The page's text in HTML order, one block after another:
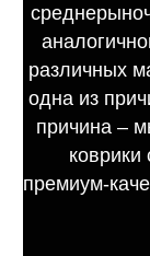
различных
одна из
причина –
премиум-